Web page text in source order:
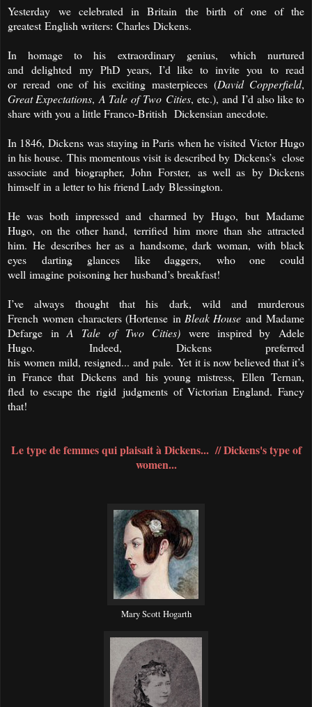
Yesterday we celebrated in Britain the birth of one of the
greatest English writers: Charles Dickens.
In homage to his
extraordinary genius, which nurtured
and delighted my PhD years, I’d like to invite you to read
or reread one of his exciting masterpieces (David Copperfield,
Great Expectations, A Tale of Two Cities, etc.), and I’d also like to
share with you a little Franco-British Dickensian anecdote.
In 1846, Dickens was staying in Paris when he visited Victor Hugo
in his house. This momentous visit is described by Dickens’s close
associate and biographer,John Forster, as well as byDickens
himself in a letter to his friend Lady Blessington.
He was both impressed and charmed by Hugo, butMadame
Hugo, on the other hand,terrified him more than she attracted
him.He describes her as a handsome, dark woman, with black
eyes
dartingglances like daggers, who one could
well imagine poisoning her husband’s breakfast!
I’ve always
thought that his dark, wild and murderous
French women characters(Hortense in Bleak House and Madame
Defarge in A Tale of Two Cities) were inspired by
Adele
Hugo.Indeed, Dickens preferred
his women mild,resigned... and pale. Yet it is now believed that it’s
in France that Dickens and his young mistress, Ellen Ternan,
fledto escape the rigid judgments of Victorian England. Fancy
that!
Le type de femmes qui plaisait à Dickens... // Dickens's type of
women...
Mary Scott Hogarth